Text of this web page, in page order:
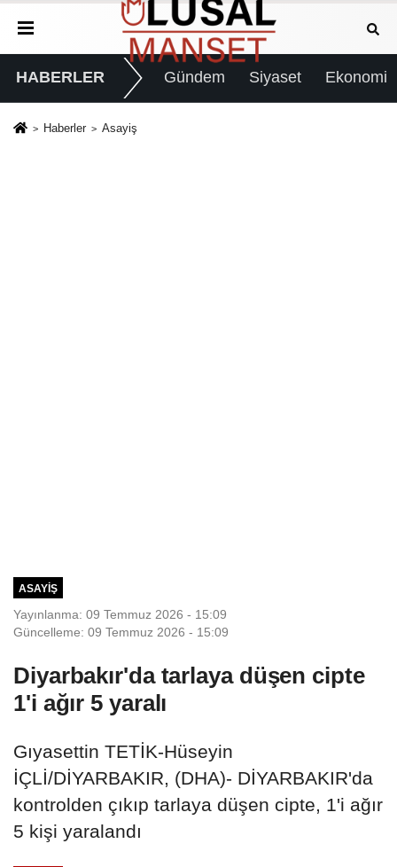
HABERLER Gündem Siyaset Ekonomi
Haberler Asayiş
ASAYIŞ
Yayınlanma: 09 Temmuz 2026 - 15:09
Güncelleme: 09 Temmuz 2026 - 15:09
Diyarbakır'da tarlaya düşen cipte
1'i ağır 5 yaralı
Gıyasettin TETİK-Hüseyin
İÇLİ/DİYARBAKIR, (DHA)- DİYARBAKIR'da
kontrolden çıkıp tarlaya düşen cipte, 1'i ağır
5 kişi yaralandı